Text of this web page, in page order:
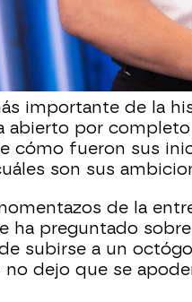
únicos:
Ilia Topuria
. El
por primera vez
importante de la
abierto por
cómo fueron sus
son sus
de la
ha preguntado sobre
subirse a un
dejo que se